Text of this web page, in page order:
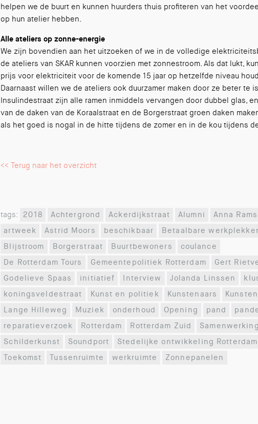
helpen we de buurt en kunnen huurders thuis profiteren van het
op hun atelier hebben.
Alle ateliers op zonne-energie
We zijn bovendien aan het uitzoeken of we in de volledige
de ateliers van SKAR kunnen voorzien met zonnestroom. Als dat lukt,
prijs voor elektriciteit voor de komende 15 jaar op hetzelfde niveau
Daarnaast willen we de ateliers ook duurzamer maken door ze beter te
Insulindestraat zijn alle ramen inmiddels vervangen door dubbel glas,
van de daken van de Koraalstraat en de Borgerstraat groen daken
als het goed is nogal in de hitte tijdens de zomer en in de kou tijdens
<< Terug naar het overzicht
tags: 2018 Achtergrond Ackerdijkstraat Alumni
Anna
artweek
Astrid Moors beschikbaar
Betaalbare
Blijstroom
Borgerstraat Buurtbewoners
coulance
De Rotterdam Tours
Gemeentepolitiek Rotterdam
Gert
Godelieve Spaas
initiatief Interview Jolanda Linssen
koningsveldestraat
Kunst en politiek Kunstenaars
Lange Hilleweg
Muziek onderhoud Opening pand
reparatieverzoek
Rotterdam Rotterdam Zuid
Samenwerking
Schilderkunst
Soundport
Stedelijke ontwikkeling Rotterdam
Toekomst
Tussenruimte werkruimte Zonnepanelen